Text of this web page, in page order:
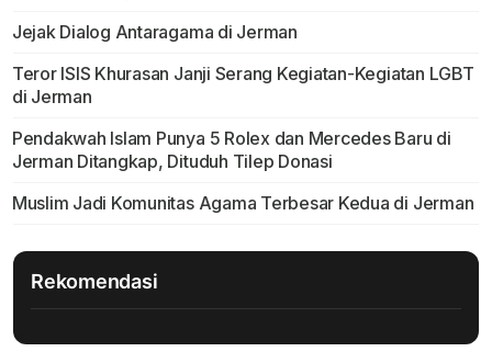
Jejak Dialog Antaragama di Jerman
Teror ISIS Khurasan Janji Serang Kegiatan-Kegiatan LGBT
di Jerman
Pendakwah Islam Punya 5 Rolex dan Mercedes Baru di
Jerman Ditangkap, Dituduh Tilep Donasi
Muslim Jadi Komunitas Agama Terbesar Kedua di Jerman
Rekomendasi